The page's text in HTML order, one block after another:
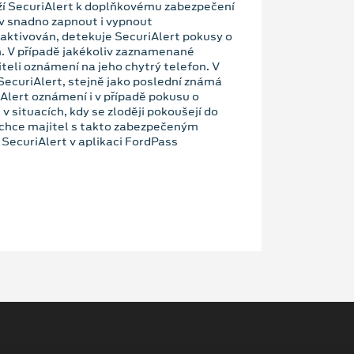
SecuriAlert k doplňkovému zabezpečení
snadno zapnout i vypnout
detekuje SecuriAlert pokusy o
případě jakékoliv zaznamenané
oznámení na jeho chytrý telefon. V
stejně jako poslední známá
oznámení i v případě pokusu o
situacích, kdy se zloději pokoušejí do
majitel s takto zabezpečeným
v aplikaci FordPass